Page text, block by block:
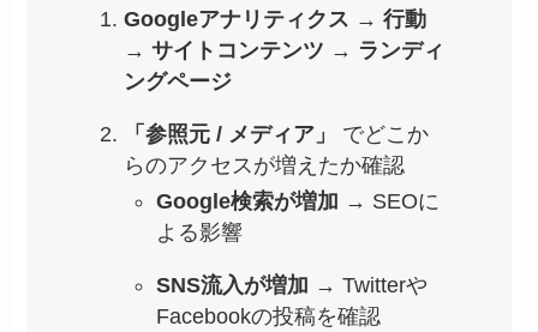
Googleアナリティクス →行動
→サイトコンテンツ → ランディ
ングページ
「参照元 / メディア」
でどこか
らのアクセスが増えたか確認
Google検索が増加 → SEOに
よる影響
SNS流入が増加 → Twitterや
Facebookの投稿を確認